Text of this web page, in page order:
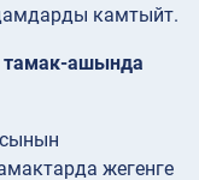
камтыйт.
тамак-ашында
жегенге